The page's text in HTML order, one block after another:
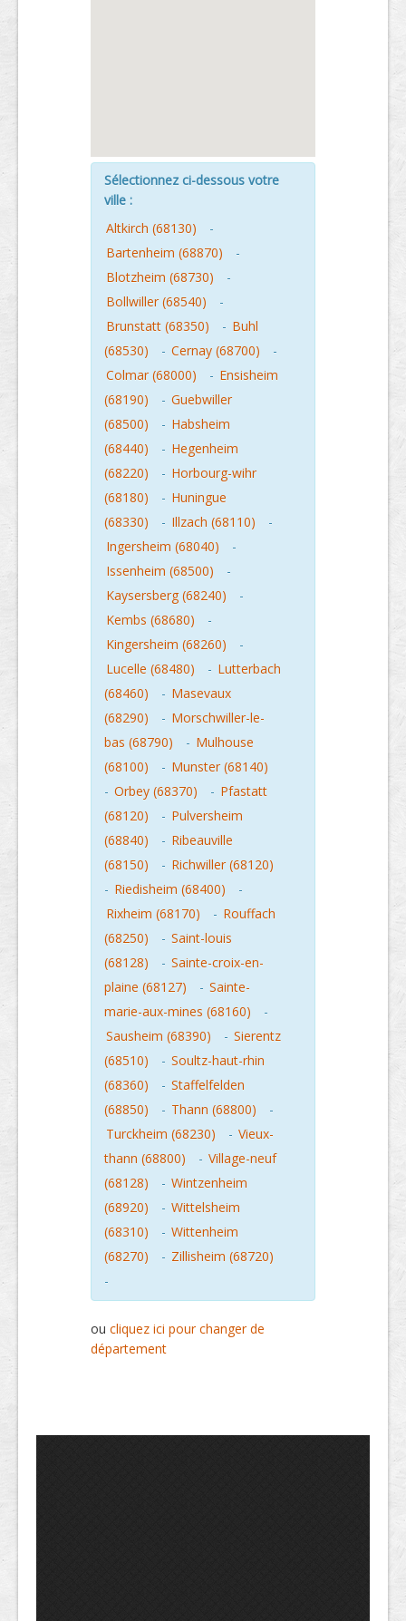
Sélectionnez ci-dessous votre
ville :
Altkirch (68130)
-
Bartenheim (68870)
-
Blotzheim (68730)
-
Bollwiller (68540)
-
Brunstatt (68350)
- Buhl
(68530)
- Cernay (68700)
-
Colmar (68000)
- Ensisheim
(68190)
- Guebwiller
(68500)
- Habsheim
(68440)
- Hegenheim
(68220)
- Horbourg-wihr
(68180)
- Huningue
(68330)
- Illzach (68110)
-
Ingersheim (68040)
-
Issenheim (68500)
-
Kaysersberg (68240)
-
Kembs (68680)
-
Kingersheim (68260)
-
Lucelle (68480)
- Lutterbach
(68460)
- Masevaux
(68290)
- Morschwiller-le-
bas (68790)
- Mulhouse
(68100)
- Munster (68140)
- Orbey (68370) - Pfastatt
(68120)
- Pulversheim
(68840)
- Ribeauville
(68150)
- Richwiller (68120)
- Riedisheim (68400)
-
Rixheim (68170)
- Rouffach
(68250)
- Saint-louis
(68128)
- Sainte-croix-en-
plaine (68127)
- Sainte-
marie-aux-mines (68160)
-
Sausheim (68390)
- Sierentz
(68510)
- Soultz-haut-rhin
(68360)
- Staffelfelden
(68850)
- Thann (68800)
-
Turckheim (68230)
- Vieux-
thann (68800)
- Village-neuf
(68128)
- Wintzenheim
(68920)
- Wittelsheim
(68310)
- Wittenheim
(68270)
- Zillisheim (68720)
-
ou cliquez ici pour changer de
département